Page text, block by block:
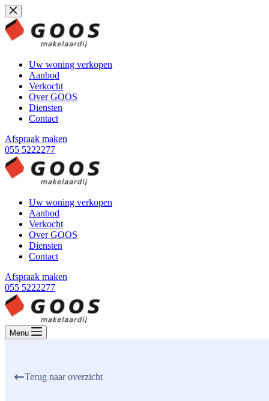
Ga
naar
de
inhoud
Uw woning verkopen
Aanbod
Verkocht
Over GOOS
Diensten
Contact
Afspraak maken
055 5222277
Uw woning verkopen
Aanbod
Verkocht
Over GOOS
Diensten
Contact
Afspraak maken
055 5222277
Menu
Terug naar overzicht